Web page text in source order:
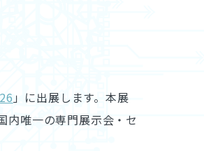
」に出展します。本展
内唯一の専門展示会・セ